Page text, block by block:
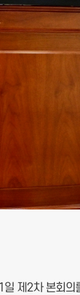
제2차 본회